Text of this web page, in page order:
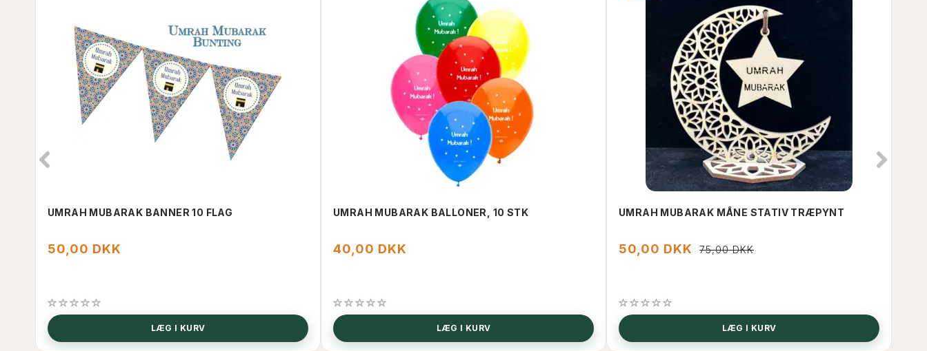
UMRAH MUBARAK BANNER 10 FLAG
50,00 DKK
LÆG I KURV
UMRAH MUBARAK BALLONER, 10 STK
40,00 DKK
LÆG I KURV
UMRAH MUBARAK MÅNE STATIV TRÆPYNT
50,00 DKK 75,00 DKK
LÆG I KURV